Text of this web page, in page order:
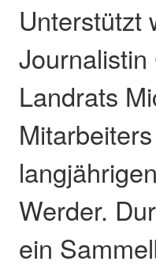
Unterstützt
Landrats
Werder.
ein